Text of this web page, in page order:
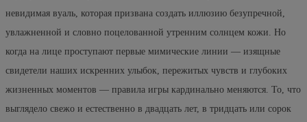
невидимая вуаль, которая призвана создать иллюзию безупречной,
увлажненной и словно поцелованной утренним солнцем кожи. Но
когда на лице проступают первые мимические линии — изящные
свидетели наших искренних улыбок, пережитых чувств и глубоких
жизненных моментов — правила игры кардинально меняются. То, что
выглядело свежо и естественно в двадцать лет, в тридцать или сорок